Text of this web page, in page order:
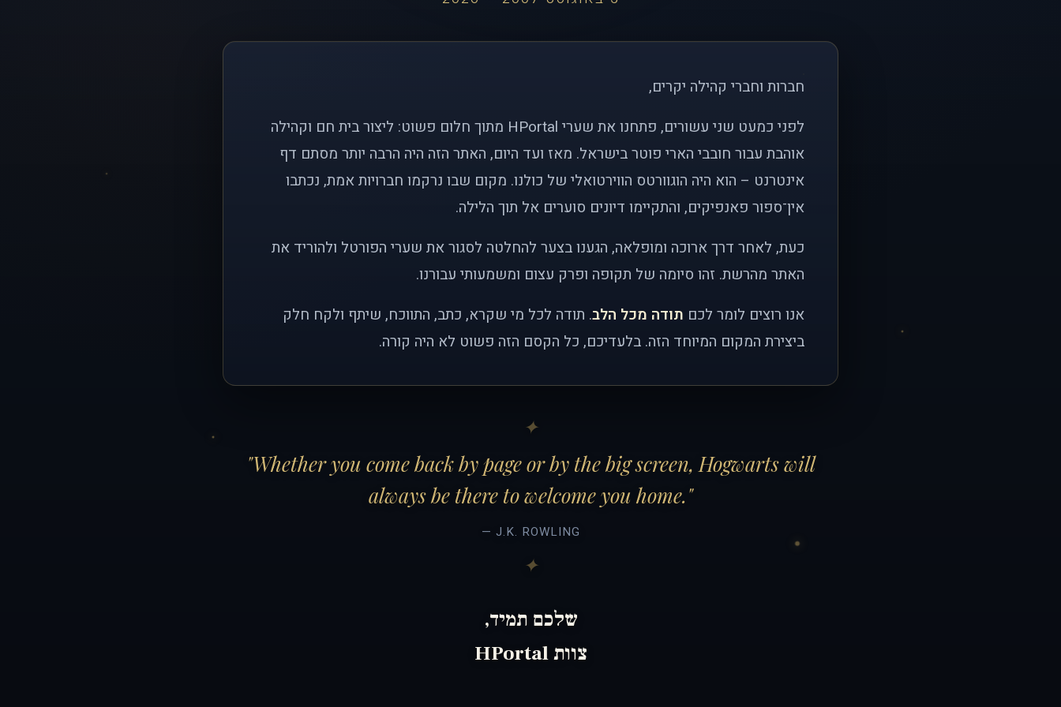
חברות וחברי קהילה יקרים,
לפני כמעט שני עשורים, פתחנו את שערי HPortal מתוך חלום פשוט: ליצור בית חם וקהילה
אוהבת עבור חובבי הארי פוטר בישראל. מאז ועד היום, האתר הזה היה הרבה יותר מסתם דף
אינטרנט – הוא היה הוגוורטס הווירטואלי של כולנו. מקום שבו נרקמו חברויות אמת, נכתבו
אין־ספור פאנפיקים, והתקיימו דיונים סוערים אל תוך הלילה.
כעת, לאחר דרך ארוכה ומופלאה, הגענו בצער להחלטה לסגור את שערי הפורטל ולהוריד את
האתר מהרשת. זהו סיומה של תקופה ופרק עצום ומשמעותי עבורנו.
אנו רוצים לומר לכם תודה מכל הלב. תודה לכל מי שקרא, כתב, התווכח, שיתף ולקח חלק
ביצירת המקום המיוחד הזה. בלעדיכם, כל הקסם הזה פשוט לא היה קורה.
"Whether you come back by page or by the big screen, Hogwarts will
always be there to welcome you home."
— J.K. ROWLING
שלכם תמיד,
צוות HPortal